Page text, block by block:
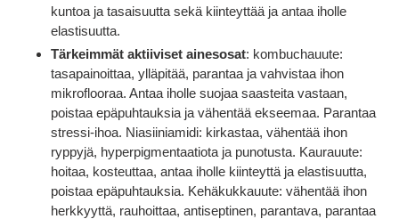
kuntoa ja tasaisuutta sekä kiinteyttää ja antaa iholle
elastisuutta.
Tärkeimmät aktiiviset ainesosat: kombuchauute:
tasapainoittaa, ylläpitää, parantaa ja vahvistaa ihon
mikroflooraa. Antaa iholle suojaa saasteita vastaan,
poistaa epäpuhtauksia ja vähentää ekseemaa. Parantaa
stressi-ihoa. Niasiiniamidi: kirkastaa, vähentää ihon
ryppyjä, hyperpigmentaatiota ja punotusta. Kaurauute:
hoitaa, kosteuttaa, antaa iholle kiinteyttä ja elastisuutta,
poistaa epäpuhtauksia. Kehäkukkauute: vähentää ihon
herkkyyttä, rauhoittaa, antiseptinen, parantava, parantaa